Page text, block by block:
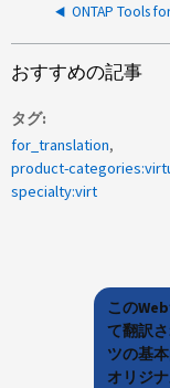
おすすめの記事
タグ
for_translation
specialty:virt
この
て翻訳
ツの基
オリジ